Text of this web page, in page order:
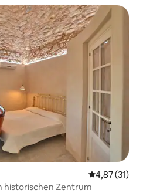
4,87 (31)
historischen Zentrum